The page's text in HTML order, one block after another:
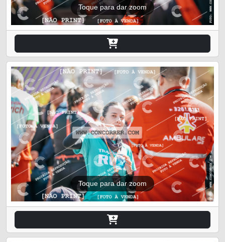
Toque para dar zoom
Toque para dar zoom